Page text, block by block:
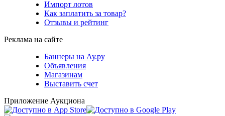
Импорт лотов
Как заплатить за товар?
Отзывы и рейтинг
Реклама на сайте
Баннеры на Ау.ру
Объявления
Магазинам
Выставить счет
Приложение Аукциона